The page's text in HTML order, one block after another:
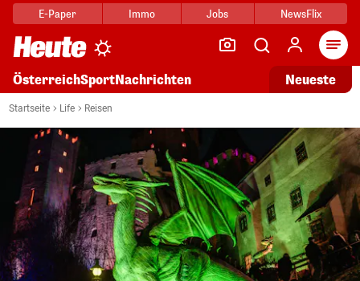
E-Paper Immo Jobs NewsFlix
ÖsterreichSportNachrichten Neueste
Startseite Life Reisen